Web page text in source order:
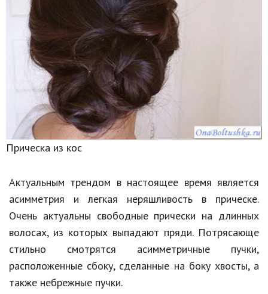
Прическа из кос
Актуальным трендом в настоящее время является
асимметрия и легкая неряшливость в прическе.
Очень актуальны свободные прически на длинных
волосах, из которых выпадают пряди. Потрясающе
стильно смотрятся асимметричные пучки,
расположенные сбоку, сделанные на боку хвосты, а
также небрежные пучки.